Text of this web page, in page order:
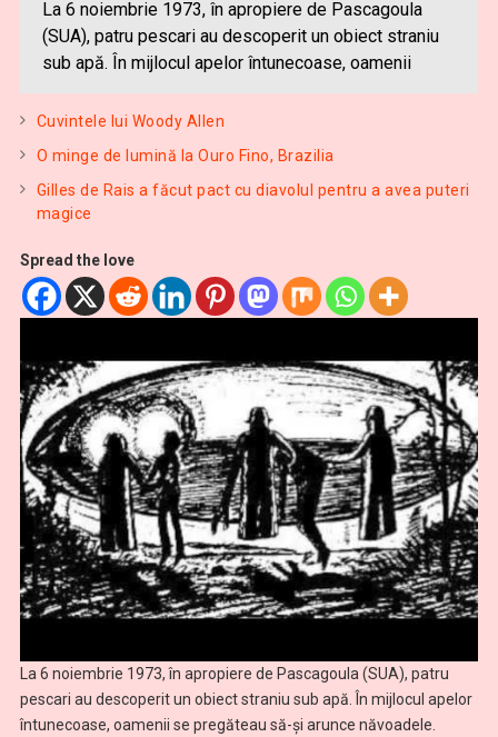
La 6 noiembrie 1973, în apropiere de Pascagoula
(SUA), patru pescari au descoperit un obiect straniu
sub apă. În mijlocul apelor întunecoase, oamenii
Cuvintele lui Woody Allen
O minge de lumină la Ouro Fino, Brazilia
Gilles de Rais a făcut pact cu diavolul pentru a avea puteri
magice
Spread the love
La 6 noiembrie 1973, în apropiere de Pascagoula (SUA), patru
pescari au descoperit un obiect straniu sub apă. În mijlocul apelor
întunecoase, oamenii se pregăteau să-şi arunce năvoadele.